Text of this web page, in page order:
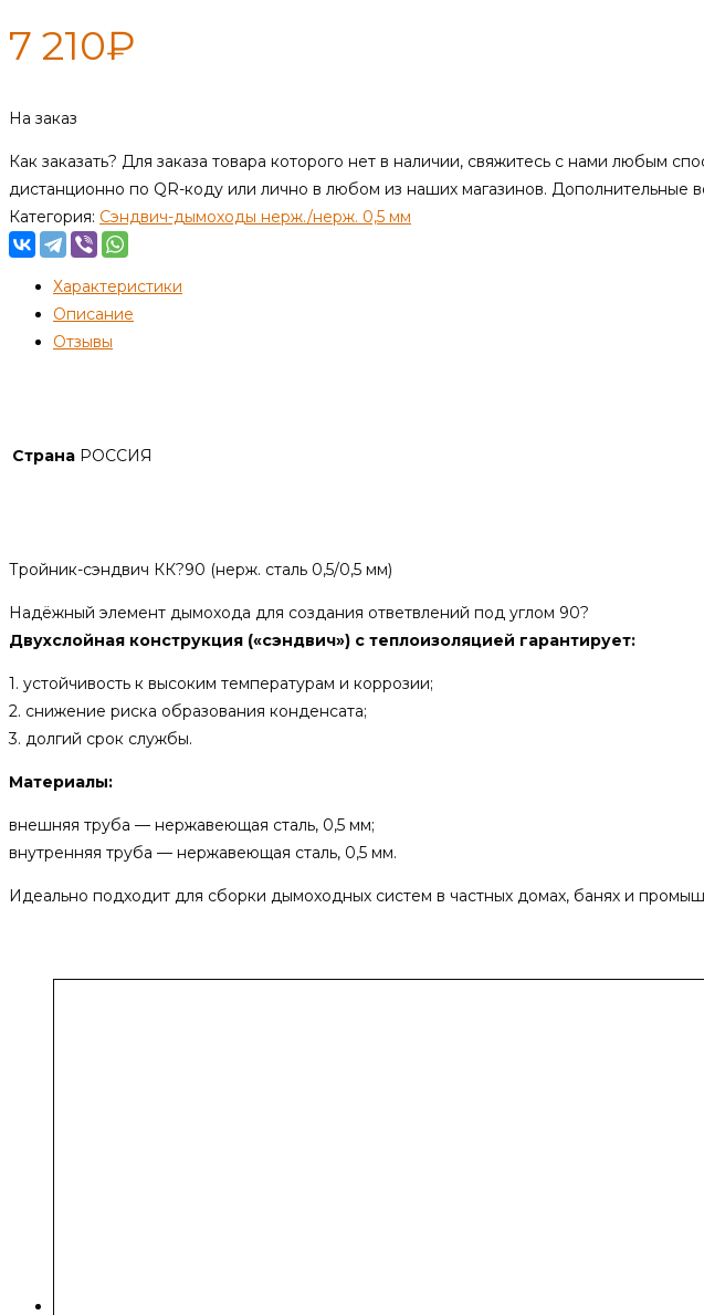
7 210₽
На заказ
Как заказать? Для заказа товара которого нет в наличии, свяжитесь с нами любым
дистанционно по QR-коду или лично в любом из наших магазинов. Дополнительные
Категория: Сэндвич-дымоходы нерж./нерж. 0,5 мм
Характеристики
Описание
Отзывы
Страна РОССИЯ
Тройник-сэндвич КК?90 (нерж. сталь 0,5/0,5 мм)
Надёжный элемент дымохода для создания ответвлений под углом 90?
Двухслойная конструкция («сэндвич») с теплоизоляцией гарантирует:
1. устойчивость к высоким температурам и коррозии;
2. снижение риска образования конденсата;
3. долгий срок службы.
Материалы:
внешняя труба — нержавеющая сталь, 0,5 мм;
внутренняя труба — нержавеющая сталь, 0,5 мм.
Идеально подходит для сборки дымоходных систем в частных домах, банях и